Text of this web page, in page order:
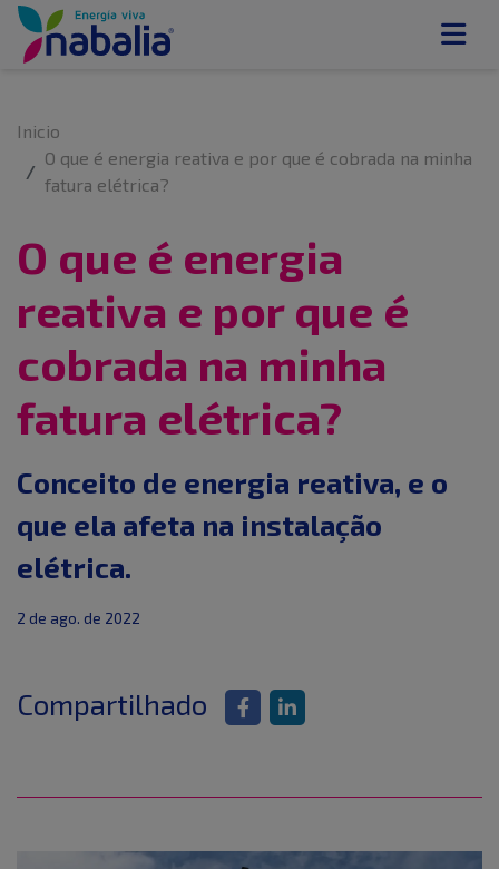
Inicio
O que é energia reativa e por que é cobrada na minha
fatura elétrica?
O que é energia
reativa e por que é
cobrada na minha
fatura elétrica?
Conceito de energia reativa, e o
que ela afeta na instalação
elétrica.
2 de ago. de 2022
Compartilhado